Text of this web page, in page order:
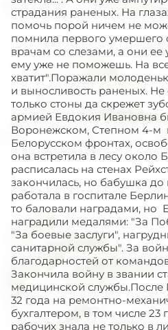
страдания раненых. На
помочь порой ничем не
помнила первого умершего
врачам со слезами, а они ее
ему уже не поможешь. На
хватит".Поражали
и выносливость раненых.
только стоны да скрежет
армией Евдокия Ивановна
Воронежском, Степном 4-м
Белорусском фронтах,
она встретила в лесу около
расписалась на стенах
закончилась, но бабушка до
работала в госпитале
то баловали наградами, но
наградили медалями: "За
"За боевые заслуги",
санитарной службы". За
благодарностей от
Закончила войну в звании
медицинской
32 года на ремонтно-
бухгалтером, в том числе
рабочих знала не только в